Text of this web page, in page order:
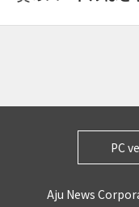
PC
Aju News